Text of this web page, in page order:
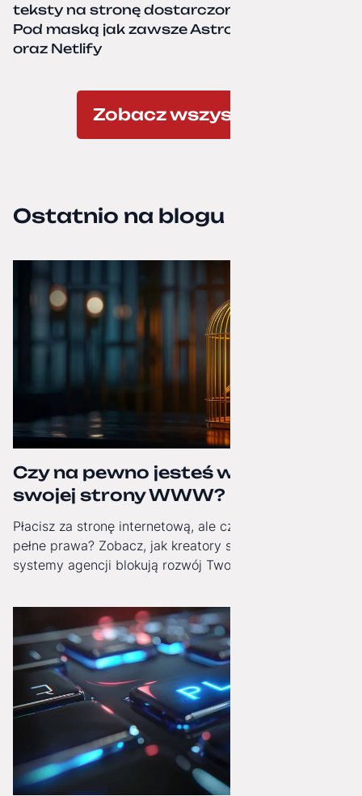
teksty na stronę dostarczone przez klienta.
Pod maską jak zawsze Astro, TailwindCSS,
oraz Netlify
Zobacz wszystkie
Ostatnio na blogu
Czy na pewno jesteś właścicielem
swojej strony WWW?
Płacisz za stronę internetową, ale czy masz do niej
pełne prawa? Zobacz, jak kreatory stron i zamknięte
systemy agencji blokują rozwój Twojej firmy i jak